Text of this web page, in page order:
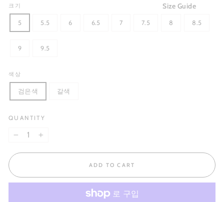
Size Guide
크기
5 5.5 6 6.5 7 7.5 8 8.5
9 9.5
색상
검은색 갈색
QUANTITY
ADD TO CART